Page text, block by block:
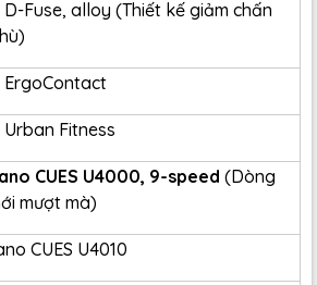
D-Fuse, alloy (Thiết kế giảm chấn
ErgoContact
Urban Fitness
CUES U4000, 9-speed (Dòng
mượt mà)
CUES U4010